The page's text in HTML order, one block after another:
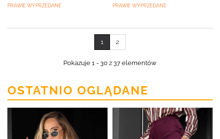
PRAWIE WYPRZEDANE PRAWIE WYPRZEDANE
1 2
Pokazuje 1 - 30 z 37 elementów
OSTATNIO OGLĄDANE